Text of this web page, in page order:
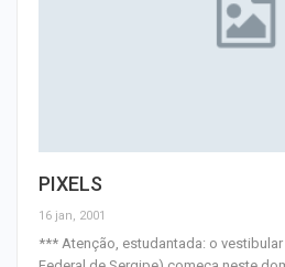
PIXELS
16 jan, 2001
*** Atenção, estudantada: o